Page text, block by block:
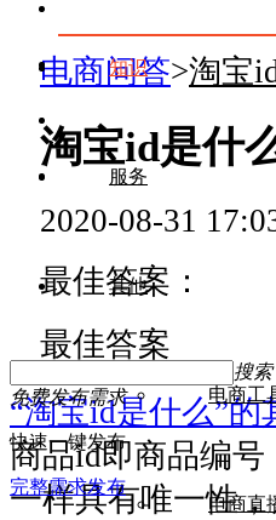
知识
服务
其他
电商工
电商直
搜索
免费发布需求
快速一键发布
完整需求发布
电商问答>淘宝
淘宝id是什
2020-08-31
最佳答案：
最佳答案
“淘宝id是什么”的
商品id即商品编
一样具有唯一性